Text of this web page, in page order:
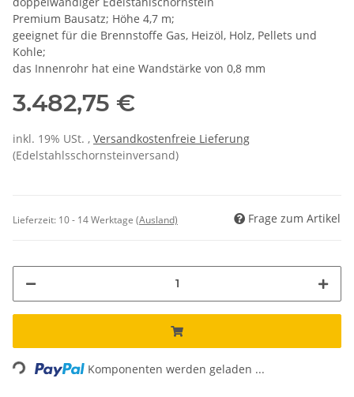
Premium Bausatz; Höhe 4,7 m;
geeignet für die Brennstoffe Gas, Heizöl, Holz, Pellets und
Kohle;
das Innenrohr hat eine Wandstärke von 0,8 mm
3.482,75 €
inkl. 19% USt. , Versandkostenfreie Lieferung
(Edelstahlsschornsteinversand)
Lieferzeit: 10 - 14 Werktage (Ausland) Frage zum Artikel
Loading... Komponenten werden geladen ...